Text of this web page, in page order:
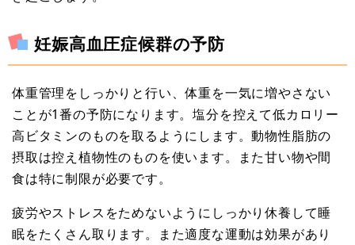
妊娠高血圧症候群の予防
体重管理をしっかりと行い、体重を一気に増やさない
ことが1番の予防になります。塩分を控えて低カロリー
高ビタミンのものを取るようにします。動物性脂肪の
摂取は控え植物性のものを使います。また甘い物や間
食は特に制限が必要です。
疲労やストレスをためないようにしっかり休養して睡
眠をたくさん取ります。また適度な運動は効果があり